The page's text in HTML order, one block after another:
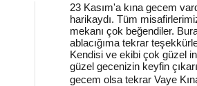
23 Kasım'a kına gecem
harikaydı. Tüm
mekanı çok beğendiler.
ablacığıma tekrar
Kendisi ve ekibi çok güzel
güzel gecenizin keyfin
gecem olsa tekrar Vaye